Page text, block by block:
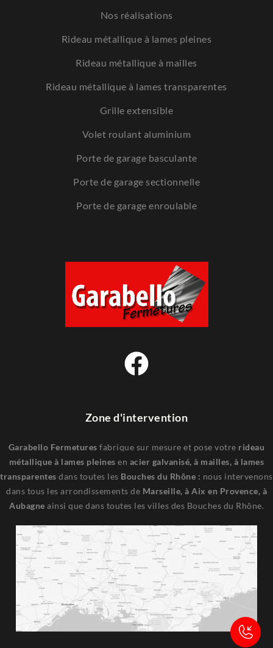
Nos réalisations
Rideau métallique à lames pleines
Rideau métallique à mailles
Rideau métallique à lames transparentes
Grille extensible
Volet roulant aluminium
Porte de garage basculante
Porte de garage sectionnelle
Porte de garage enroulable
Zone d'intervention
Garabello Fermeturesfabrique sur mesure et pose votre rideau
métallique à lames pleines en acier galvanisé, à mailles, à lames
transparentesdans toutes les Bouches du Rhône : nous intervenons
dans tous les arrondissements de Marseille, à Aix en Provence, à
Aubagne ainsi que dans toutes les villes des Bouches du Rhône.